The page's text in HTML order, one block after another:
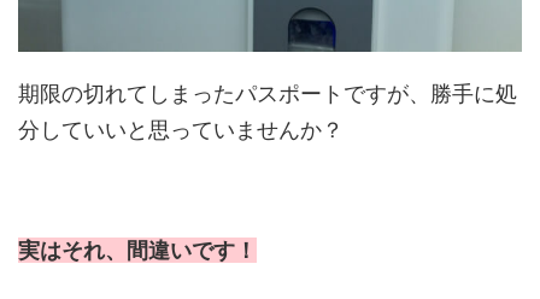
期限の切れてしまったパスポートですが、勝手に処
分していいと思っていませんか？
実はそれ、間違いです！